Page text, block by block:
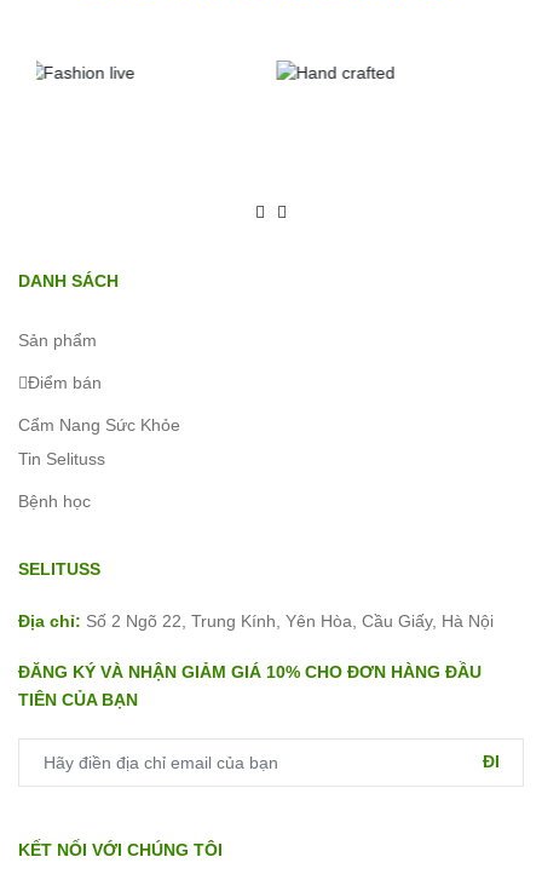
DANH SÁCH
Sản phẩm
Điểm bán
Cẩm Nang Sức Khỏe
Tin Selituss
Bệnh học
SELITUSS
Địa chỉ: Số 2 Ngõ 22, Trung Kính, Yên Hòa, Cầu Giấy, Hà Nội
ĐĂNG KÝ VÀ NHẬN GIẢM GIÁ 10% CHO ĐƠN HÀNG ĐẦU
TIÊN CỦA BẠN
ĐI
KẾT NỐI VỚI CHÚNG TÔI